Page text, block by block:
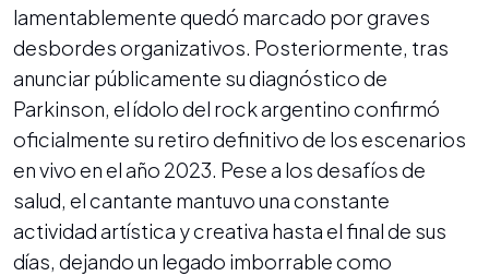
lamentablemente quedó marcado por graves
desbordes organizativos. Posteriormente, tras
anunciar públicamente su diagnóstico de
Parkinson, el ídolo del rock argentino confirmó
oficialmente su retiro definitivo de los escenarios
en vivo en el año 2023. Pese a los desafíos de
salud, el cantante mantuvo una constante
actividad artística y creativa hasta el final de sus
días, dejando un legado imborrable como